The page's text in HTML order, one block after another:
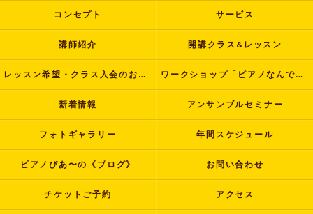
コンセプト サービス
講師紹介 開講クラス&レッスン
レッスン希望・クラス入会のお申し込み ワークショップ「ピアノなんでも塾」
新着情報 アンサンブルセミナー
フォトギャラリー 年間スケジュール
ピアノぴあ〜の《ブログ》 お問い合わせ
チケットご予約 アクセス